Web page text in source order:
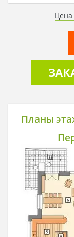
Цена
Планы